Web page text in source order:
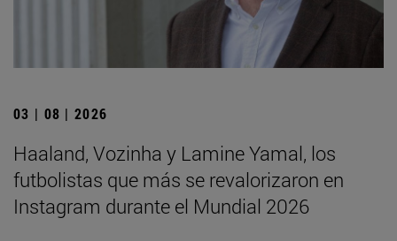
03 | 08 | 2026
Haaland, Vozinha y Lamine Yamal, los
futbolistas que más se revalorizaron en
Instagram durante el Mundial 2026